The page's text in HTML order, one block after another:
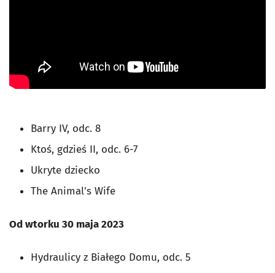
Barry IV, odc. 8
Ktoś, gdzieś II, odc. 6-7
Ukryte dziecko
The Animal's Wife
Od wtorku 30 maja 2023
Hydraulicy z Białego Domu, odc. 5